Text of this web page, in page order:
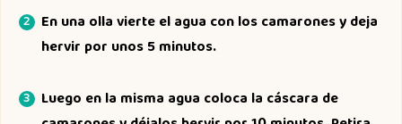
En una olla vierte el agua con los camarones y deja
hervir por unos 5 minutos.
Luego en la misma agua coloca la cáscara de